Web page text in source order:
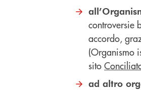
controversie
accordo,
(Organismo
sito
ad altro